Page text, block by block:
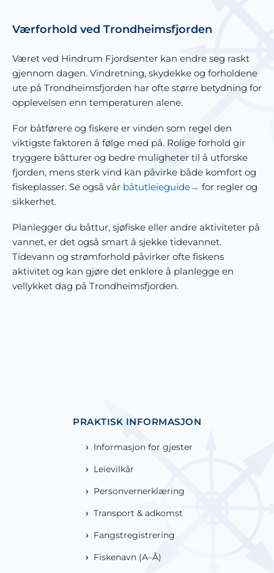
Værforhold ved Trondheimsfjorden
Været ved Hindrum Fjordsenter kan endre seg raskt
gjennom dagen. Vindretning, skydekke og forholdene
ute på Trondheimsfjorden har ofte større betydning for
opplevelsen enn temperaturen alene.
For båtførere og fiskere er vinden som regel den
viktigste faktoren å følge med på. Rolige forhold gir
tryggere båtturer og bedre muligheter til å utforske
fjorden, mens sterk vind kan påvirke både komfort og
fiskeplasser. Se også vår båtutleieguide
for regler og
sikkerhet.
Planlegger du båttur, sjøfiske eller andre aktiviteter på
vannet, er det også smart å sjekke tidevannet.
Tidevann og strømforhold påvirker ofte fiskens
aktivitet og kan gjøre det enklere å planlegge en
vellykket dag på Trondheimsfjorden.
PRAKTISK INFORMASJON
Informasjon for gjester
Leievilkår
Personvernerklæring
Transport & adkomst
Fangstregistrering
Fiskenavn (A–Å)